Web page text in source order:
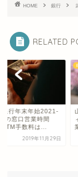
HOME 銀行
RELATED
銀行年末年始2021-
の窓口営業時間
ATM手数料は...
2019年11月29日